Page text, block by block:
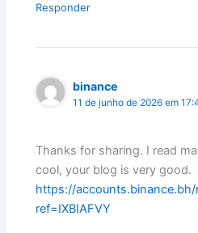
Responder
binance
11 de junho de 2026 em
Thanks for sharing. I read
cool, your blog is very good.
https://
ref=IXBIAFVY